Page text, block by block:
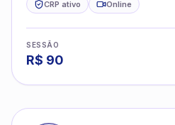
CRP ativo Online
SESSÃO
R$ 90